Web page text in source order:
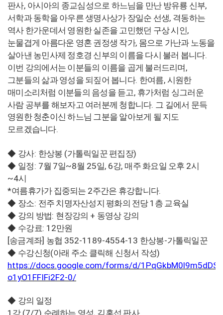
판사, 아시아의 종교심성으로 하느님을 만난 방유룡 신부,
서학과 동학을 아우른 생명사상가 장일순 선생, 격동하는
역사 한가운데서 영원한 실존을 고민했던 구상 시인,
눈물겹게 아름다운 영혼 권정생 작가, 몸으로 가난과 노동을
살아낸 농민사제 정호경 신부의 이름을 다시 불러 봅니다.
이번 강의에서는 이분들의 이름을 곱게 불러드리며 ,
그분들의 삶과 영성을 되짚어 봅니다. 한여름, 시원한
매미소리처럼 이분들의 음성을 듣고, 휴가처럼 싱그러운
사람 공부를 해보자고 여러분께 청합니다. 그 길에서 문득
영원한 청춘이신 하느님 그분을 알아보게 될 지도
모르겠습니다.
◆ 강사: 한상봉 (가톨릭일꾼 편집장)
◆ 일정: 7월 7일~8월 25일, 6강, 매주 화요일 오후 2시
~4시
*여름휴가가 집중되는 2주간은 휴강합니다.
◆ 장소: 전주 치명자산성지 평화의 전당 1 층 교육실
◆ 강의 방법: 현장강의 + 동영상 강의
◆ 수강료: 12만원
[송금계좌] 농협 352-1189-4554-13 한상봉-가톨릭일꾼
◆ 수강신청(아래 주소 클릭해 신청서 작성)
https://docs.google.com/forms/d/
o1yO1FFIFi2F2-0/
◆ 강의 일정
1 (7/7) ,